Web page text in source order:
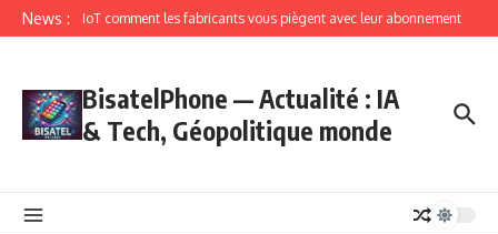
News : IoT comment les fabricants vous piègent avec leur abonnement
BisatelPhone — Actualité : IA
& Tech, Géopolitique monde